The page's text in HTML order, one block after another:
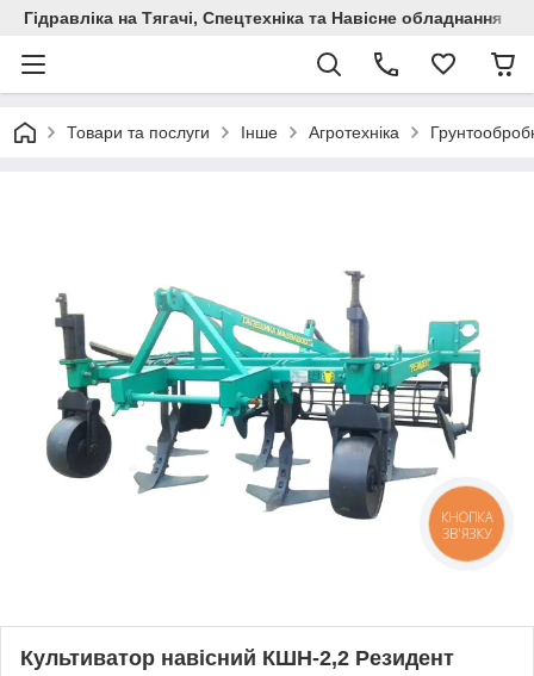
Гідравліка на Тягачі, Спецтехніка та Навісне обладнання
Товари та послуги Інше Агротехніка
Культиватор навісний КШН-2,2 Резидент
КНОПКА
ЗВ'ЯЗКУ